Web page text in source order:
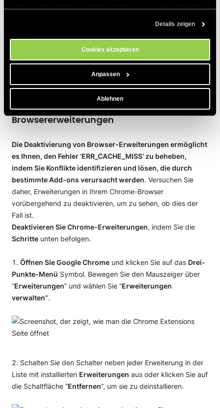
. Sie können Ihre Cookie-Einstellungen jederzeit im
Details zeigen
Cookies akzeptieren
Anpassen
Ablehnen
auf anderen Geräten.
Chrome-Cache auf dem iPhone leeren
4. Deaktivieren Sie Ihre Google Chrome
Browsererweiterungen
Die Deaktivierung von Browser-Erweiterungen ermöglicht
es Ihnen, den Fehler ‘ERR_CACHE_MISS’ zu beheben,
indem Sie Konflikte identifizieren und lösen, die durch
bestimmte Add-ons verursacht werden. Versuchen Sie
daher, Erweiterungen in Ihrem Chrome-Browser
vorübergehend zu deaktivieren, um zu sehen, ob dies der
Fall ist.
Deaktivieren Sie Chrome-Erweiterungen, indem Sie die
Schritte unten befolgen.
Öffnen Sie Google Chrome und klicken Sie auf das Drei-
Punkte-Menü Symbol. Bewegen Sie den Mauszeiger über
“Erweiterungen” und wählen Sie “Erweiterungen
verwalten”.
Schalten Sie den Schalter neben jeder Erweiterung in der
Liste mit installierten Erweiterungen aus oder klicken Sie auf
die Schaltfläche “Entfernen“, um sie zu deinstallieren.